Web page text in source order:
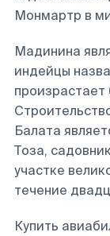
Монмартр в
Мадинина
индейцы
Балата
Тоза,
участке
течение
Купить